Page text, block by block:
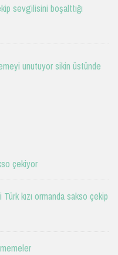
sevgilisini boşalttığı
unutuyor sikin üstünde
çekiyor
kızı ormanda sakso çekip